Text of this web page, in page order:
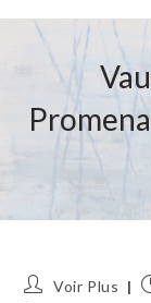
Auteur/autrice
Voir Plus